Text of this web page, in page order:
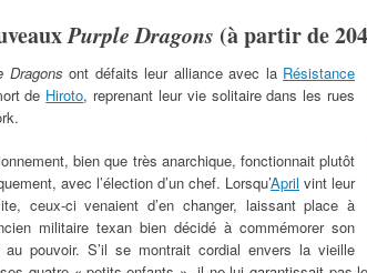
Purple Dragons (à partir de
Dragonsont défaits leur alliance avec la Résistance
de Hiroto, reprenant leur vie solitaire dans les rues
bien que très anarchique, fonctionnait plutôt
avec l’élection d’un chef. Lorsqu’April vint leur
ceux-ci venaient d’en changer, laissant place à
militaire texan bien décidé à commémorer son
au pouvoir. S’il se montrait cordial envers la vieille